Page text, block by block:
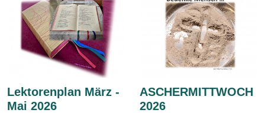
Lektorenplan März -
Mai 2026
ASCHERMITTWOCH
2026